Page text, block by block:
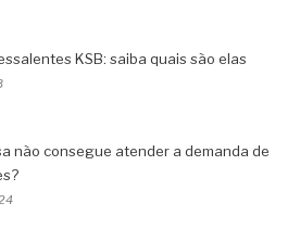
KSB: saiba quais são elas
não consegue atender a demanda de